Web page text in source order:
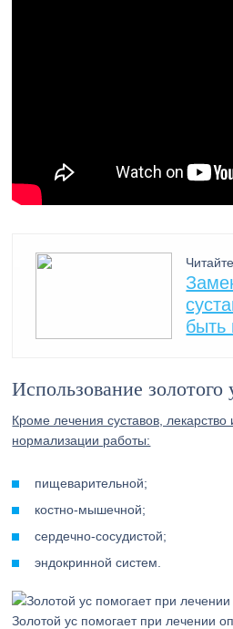
быть
Использование золотого
Кроме лечения суставов, лекарство
нормализации работы:
пищеварительной;
костно-мышечной;
сердечно-сосудистой;
эндокринной систем.
Золотой ус помогает при лечении